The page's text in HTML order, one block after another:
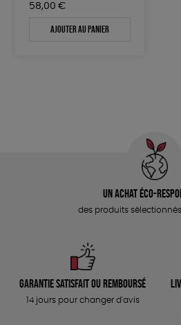
58,00 €
Ajouter au panier
Un achat éco-
des produits
Garantie satisfait ou remboursé
14 jours pour changer d'avis